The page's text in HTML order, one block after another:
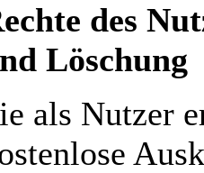
des
Löschung
als Nutzer